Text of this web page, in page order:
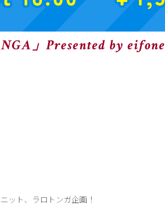
」Presented by eifone
ット、ラロトンガ企画！